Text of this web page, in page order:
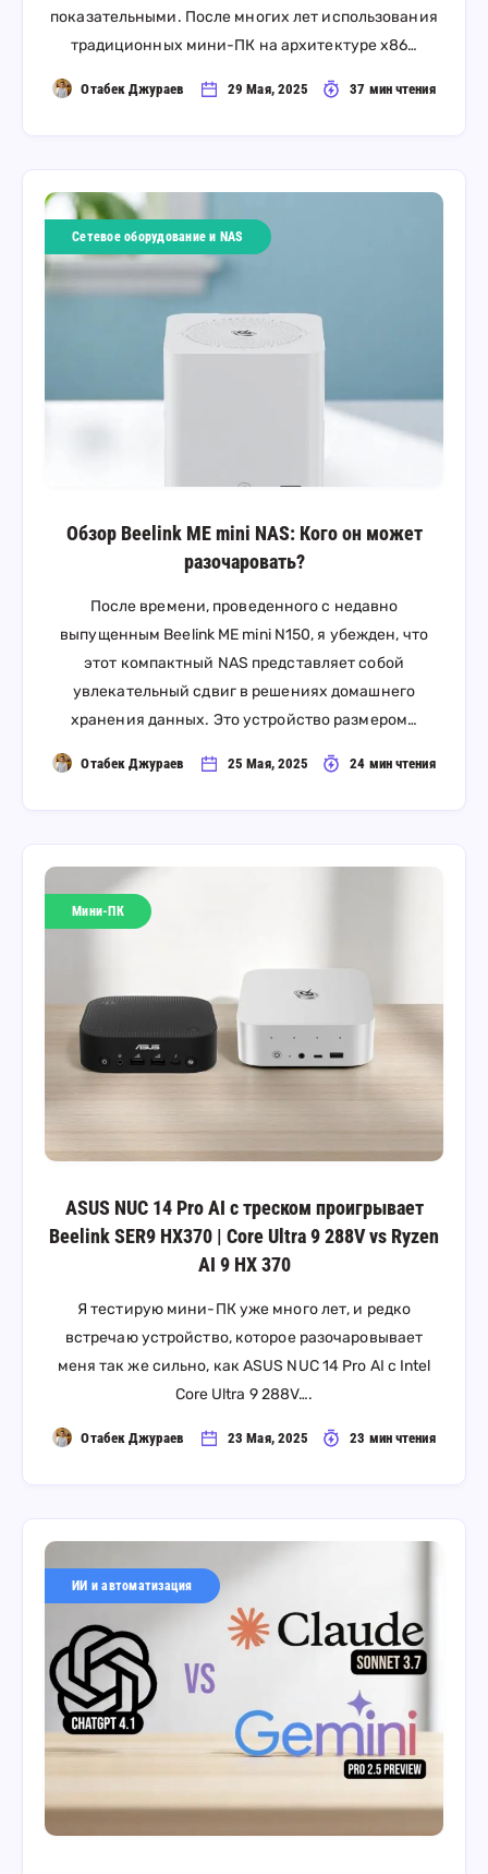
показательными. После многих лет использования
традиционных мини-ПК на архитектуре x86…
Отабек Джураев 29 Мая, 2025 37 мин чтения
Сетевое оборудование и NAS
Обзор Beelink ME mini NAS: Кого он может
разочаровать?
После времени, проведенного с недавно
выпущенным Beelink ME mini N150, я убежден, что
этот компактный NAS представляет собой
увлекательный сдвиг в решениях домашнего
хранения данных. Это устройство размером…
Отабек Джураев 25 Мая, 2025 24 мин чтения
Мини-ПК
ASUS NUC 14 Pro AI с треском проигрывает
Beelink SER9 HX370 | Core Ultra 9 288V vs Ryzen
AI 9 HX 370
Я тестирую мини-ПК уже много лет, и редко
встречаю устройство, которое разочаровывает
меня так же сильно, как ASUS NUC 14 Pro AI с Intel
Core Ultra 9 288V….
Отабек Джураев 23 Мая, 2025 23 мин чтения
ИИ и автоматизация